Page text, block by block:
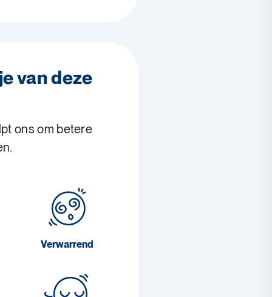
van deze
ons om betere
Verwarrend